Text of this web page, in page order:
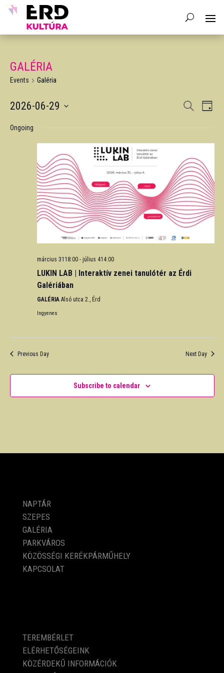
GALÉRIA
Events Galéria
EVENTS
AND
VIEWS
Search
Day
2026-06-29
date.
Ongoing
március 3118:00- július 414:00
LUKIN LAB | Interaktív zenei tanulótér az Érdi
Galériában
GALÉRIA Alsó utca 2., Érd
Ingyenes
Previous Day Next Day
Subscribe to calendar
NAPTÁR
SZEPES
GALÉRIA
PARKVÁROS
KÖZÖSSÉGI KERÉKPÁRMŰHELY
KAPCSOLAT
TEREMBÉRLET
ELÉRHETŐSÉGEINK
KÖZÉRDEKŰ INFORMÁCIÓK